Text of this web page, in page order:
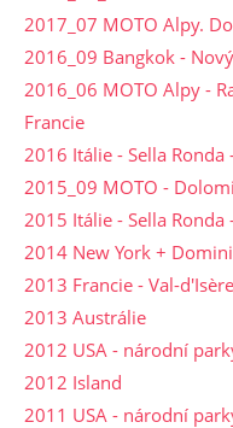
2017_07 MOTO Alpy.
2016_09 Bangkok -
2016_06 MOTO Alpy -
Francie
2016 Itálie - Sella Ronda
2015_09 MOTO -
2015 Itálie - Sella Ronda
2014 New York +
2013 Francie - Val-
2013 Austrálie
2012 USA - národní
2012 Island
2011 USA - národní